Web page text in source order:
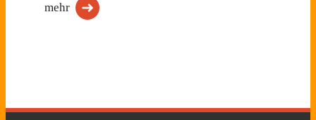
mehr